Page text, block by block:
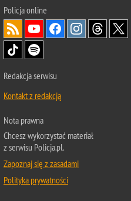
Policjaonline
Redakcja serwisu
Kontakt z redakcją
Nota prawna
Chcesz wykorzystać materiał
z serwisu Policja.pl.
Zapoznaj się z zasadami
Polityka prywatności